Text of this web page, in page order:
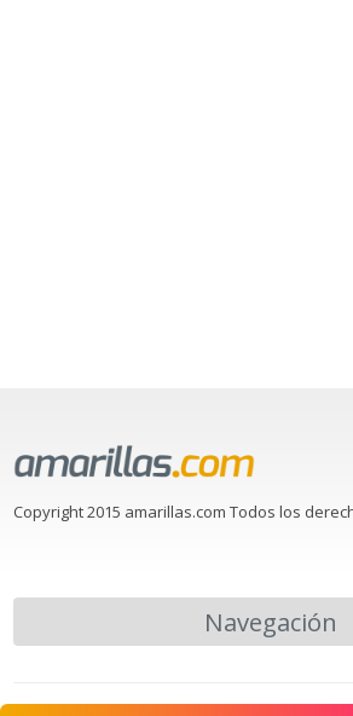
Copyright 2015 amarillas.com Todos los
Navegación